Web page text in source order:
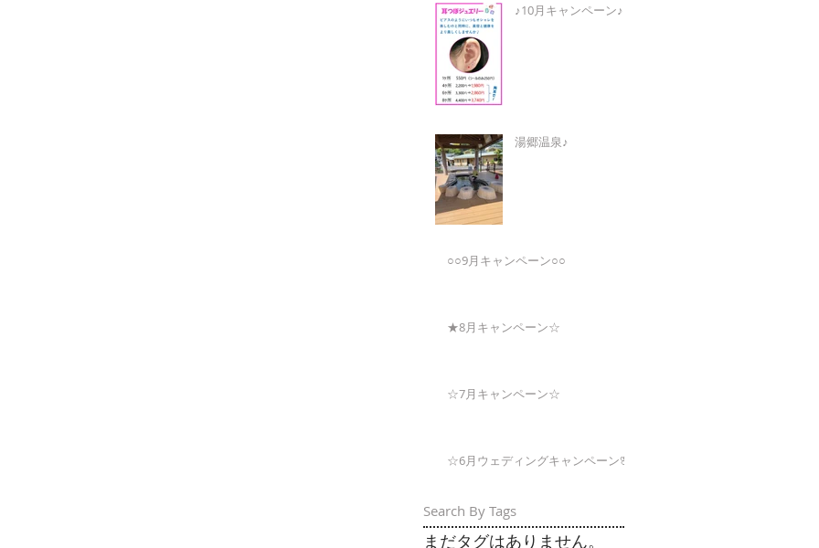
Search By Tags
♪10月キャンペーン♪
湯郷温泉♪
○○9月キャンペーン○○
★8月キャンペーン☆
☆7月キャンペーン☆
☆6月ウェディングキャンペーン🌸
まだタグはありません。